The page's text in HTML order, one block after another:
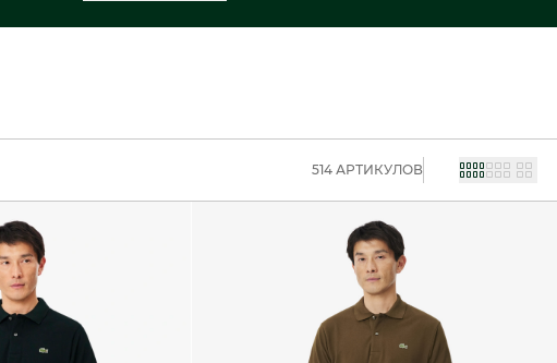
514 АРТИКУЛОВ